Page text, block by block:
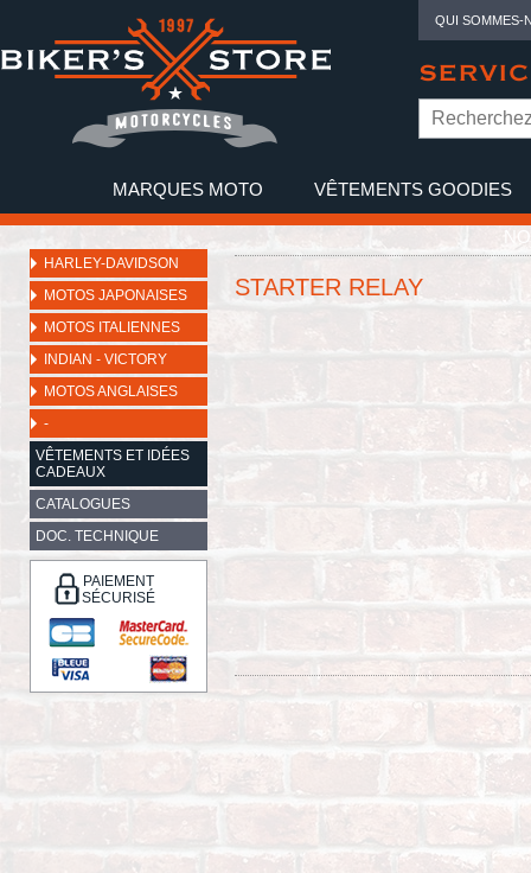
QUI SOMMES-
MARQUES MOTO VÊTEMENTS GOODIES
HARLEY-DAVIDSON
MOTOS JAPONAISES
MOTOS ITALIENNES
INDIAN - VICTORY
MOTOS ANGLAISES
-
VÊTEMENTS ET IDÉES
CADEAUX
CATALOGUES
DOC. TECHNIQUE
PAIEMENT
SÉCURISÉ
STARTER RELAY